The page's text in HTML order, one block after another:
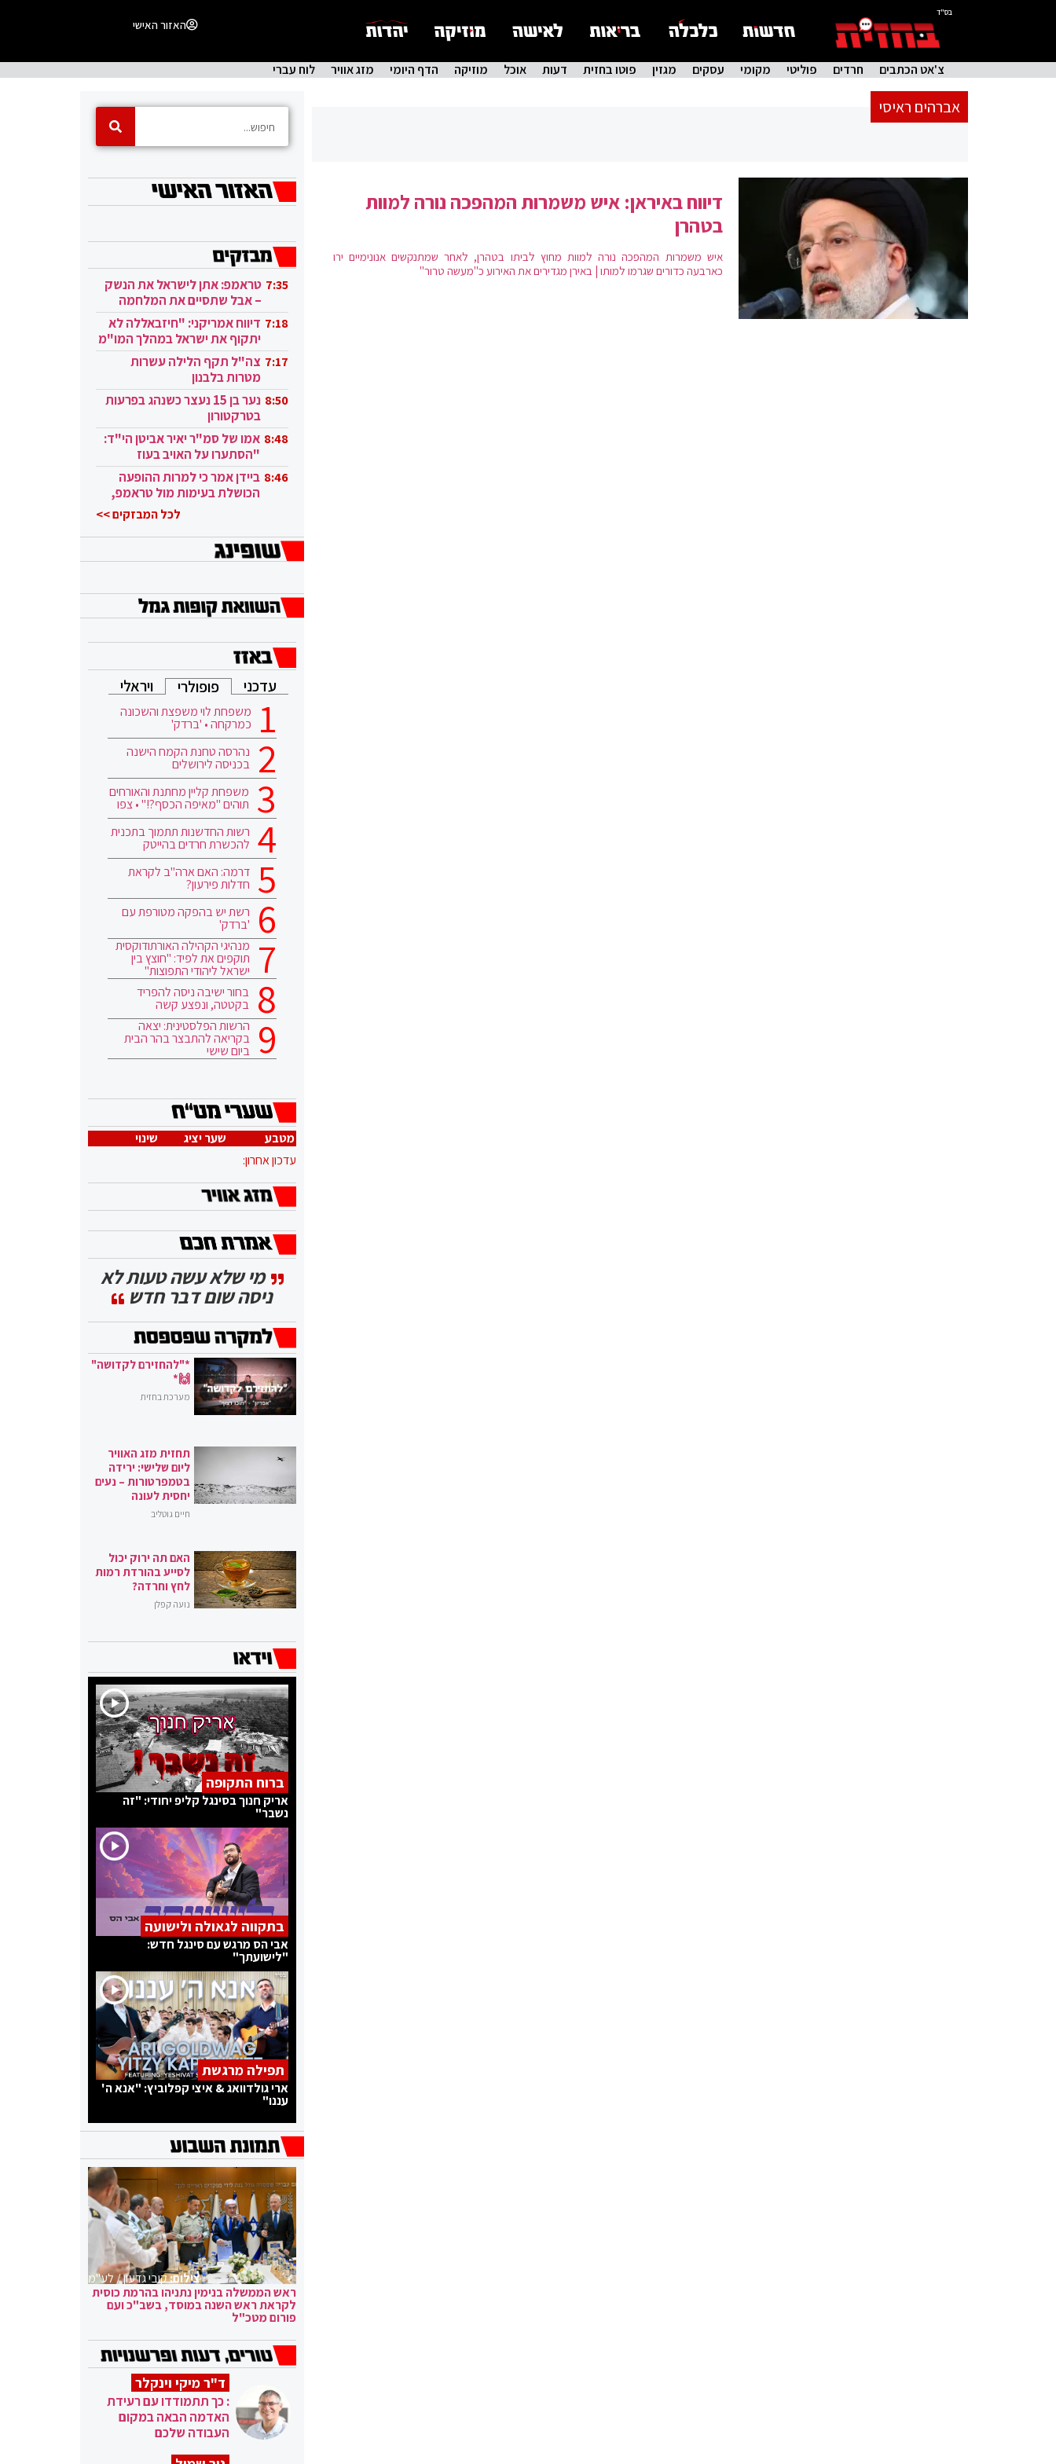
בס"ד
האזור האישי
צ'אט הכתבים חרדים פוליטי מקומי עסקים מגזין פוטו בחזית דעות אוכל מוזיקה הדף היומי מזג אוויר לוח עברי
אברהים ראיסי
דיווח באיראן: איש משמרות המהפכה נורה למוות
בטהרן
איש משמרות המהפכה נורה למוות מחוץ לביתו בטהרן, לאחר שמתנקשים אנונימיים ירו
כארבעה כדורים שגרמו למותו | באירן מגדירים את האירוע כ"מעשה טרור"
7:35 טראמפ: אתן לישראל את הנשק
– אבל שתסיים את המלחמה
בעזה 7:18 דיווח אמריקני: "חיזבאללה לא
יתקוף את ישראל במהלך המו"מ
בקטאר" 7:17 צה"ל תקף הלילה עשרות
מטרות בלבנון
8:50
נער בן 15 נעצר כשנהג בפרעות
בטרקטורון
8:48 אמו של סמ"ר יאיר אביטן הי"ד:
"הסתערו על האויב בעוז
ובגבורה" 8:46 ביידן אמר כי למרות ההופעה
הכושלת בעימות מול טראמפ,
לכל המבזקים >>
עדכני פופולרי ויראלי
משפחת לוי משפצת והשכונה
כמרקחה • 'ברדק'
נהרסה טחנת הקמח הישנה
בכניסה לירושלים
משפחת קליין מחתנת והאורחים
תוהים "מאיפה הכסף?!" • צפו
רשות החדשנות תתמוך בתכנית
להכשרת חרדים בהייטק
דרמה: האם ארה"ב לקראת
חדלות פירעון?
רשת יש בהפקה מטורפת עם
'ברדק'
מנהיגי הקהילה האורתודוקסית
תוקפים את לפיד: "חוצץ בין
ישראל ליהודי התפוצות"
בחור ישיבה ניסה להפריד
בקטטה, ונפצע קשה
הרשות הפלסטינית: יצאה
בקריאה להתבצר בהר הבית
ביום שישי
מטבע שער יציג
שינוי
עדכון אחרון:
מי שלא עשה טעות לא
ניסה שום דבר חדש
*"להחזירם לקדושה"
🙌*
מערכת בחזית
תחזית מזג האוויר
ליום שלישי: ירידה
בטמפרטורות – נעים
יחסית לעונה
חיים גוטליב
האם תה ירוק יכול
לסייע בהורדת רמות
לחץ וחרדה?
נועה קפלן
ברוח התקופה
אריק חנוך בסינגל קליפ יחודי: "זה
נשבר"
בתקווה לגאולה ולישועה
אבי הס מרגש עם סינגל חדש:
"לישועתך"
תפילה מרגשת
ארי גולדוואג & איצי קפלוביץ: "אנא ה'
עננו"
צילום:קובי גדעון / לע"מ
ראש הממשלה בנימין נתניהו בהרמת כוסית
לקראת ראש השנה במוסד, בשב"כ ועם
פורום מטכ"ל
ד"ר מיקי וינקלר
: כך תתמודדו עם רעידת
האדמה הבאה במקום
העבודה שלכם